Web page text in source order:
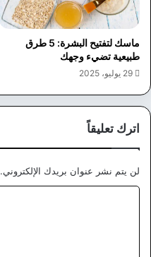
ماسك لتفتيح البشرة: 5 طرق
طبيعية تضيء وجهك
29 يوليو، 2025
اترك تعليقاً
لن يتم نشر عنوان بريدك الإلكتروني.